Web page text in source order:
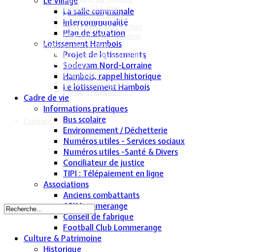
L'église St Léger
Croix de la Passion
Historique des cloches
Chapelle Ste Appoline
Galeries de photos
Lommerange autrefois
Lavoirs
Paysages
Écoles & Villageois
Église, chapelle...
La salle communale
Intercommunalité
Plan de situation
Lotissement Hambois
Projet de lotissements
Sodevam Nord-Lorraine
Hambois, rappel historique
Le lotissement Hambois
Cadre de vie
Informations pratiques
Bus scolaire
Environnement / Déchetterie
Numéros utiles - Services sociaux
Numéros utiles -Santé & Divers
Conciliateur de justice
TIPI : Télépaiement en ligne
Associations
Anciens combattants
ASK Lommerange
Conseil de fabrique
Football Club Lommerange
Culture & Patrimoine
Historique